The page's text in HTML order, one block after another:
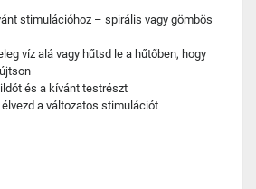
stimulációhoz – spirális vagy gömbös
víz alá vagy hűtsd le a hűtőben, hogy
és a kívánt testrészt
a változatos stimulációt